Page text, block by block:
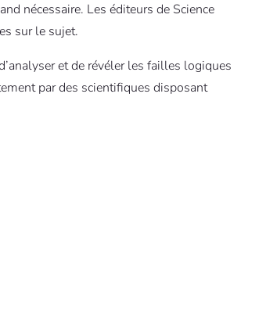
nécessaire. Les éditeurs de Science
sur le sujet.
et de révéler les failles logiques
par des scientifiques disposant